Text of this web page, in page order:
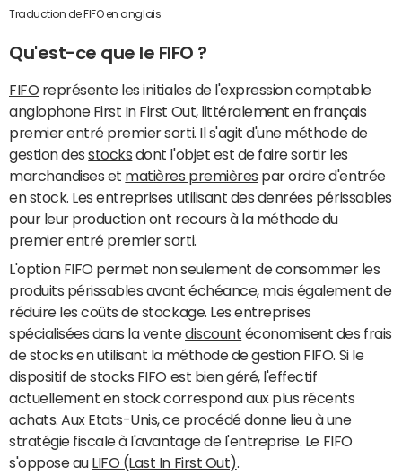
Traduction de FIFO en anglais
Qu'est-ce que le FIFO ?
FIFO représente les initiales de l'expression comptable
anglophone First In First Out, littéralement en français
premier entré premier sorti. Il s'agit d'une méthode de
gestion desstocks dont l'objet est de faire sortir les
marchandises et matières premières par ordre d'entrée
en stock. Les entreprises utilisant des denrées périssables
pour leur production ont recours à la méthode du
premier entré premier sorti.
L'option FIFO permet non seulement de consommer les
produits périssables avant échéance, mais également de
réduire les coûts de stockage. Les entreprises
spécialisées dans la ventediscount économisent des frais
de stocks en utilisant la méthode de gestion FIFO. Si le
dispositif de stocks FIFO est bien géré, l'effectif
actuellement en stock correspond aux plus récents
achats. Aux Etats-Unis, ce procédé donne lieu à une
stratégie fiscale à l'avantage de l'entreprise. Le FIFO
s'oppose au LIFO (Last In First Out)